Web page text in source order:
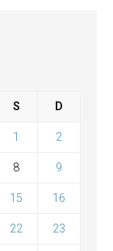
S D
1 2
8 9
15 16
22 23